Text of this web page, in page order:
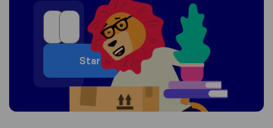
Start